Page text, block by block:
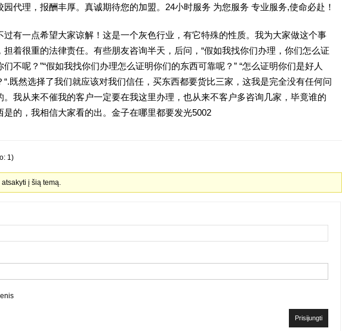
代理，报酬丰厚。真诚期待您的加盟。24小时服务 为您服务 专业服务,使命必赴！
过有一点希望大家谅解！这是一个灰色行业，有它特殊的性质。我为大家做这个事
担着很重的法律责任。有些朋友咨询半天，后问，“假如我找你们办理，你们怎么证
们不呢？”“假如我找你们办理怎么证明你们的东西可靠呢？” “怎么证明你们是好人
“.既然选择了我们就应该对我们信任，买东西都要货比三家，这我是完全没有任何问
。我从来不催我的客户一定要在我这里办理，也从来不客户多咨询几家，毕竟谁的
是的，我相信大家看的出。金子在哪里都要发光5002
1)
į šią temą.
Prisijungti